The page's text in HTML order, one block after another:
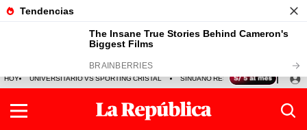
HOY UNIVERSITARIO VS SPORTING CRISTAL SINUANO RESULTADOS HOY